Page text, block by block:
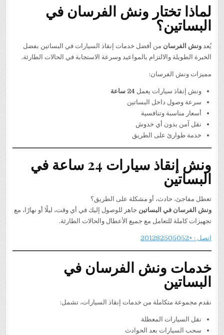
لماذا تختار ونش الفرسان في
البساتين؟
يُعدونش الفرسان من أفضل خدمات إنقاذ السيارات في البساتين بفضل
الخبرة الطويلة والالتزام بالمواعيد وسرعة الاستجابة في الحالات الطارئة.
مميزات ونش الفرسان:
ونش إنقاذ سيارات يعمل 24 ساعة
سرعة وصول داخل البساتين
أسعار مناسبة وتنافسية
نقل آمن بدون أي خدوش
خدمة طوارئ على الطريق
ونش إنقاذ سيارات 24 ساعة في
البساتين
تعطل مفاجئ، حادث، أو مشكلة على الطريق؟
ونش الفرسان في البساتين جاهز للوصول إليك في أي وقت، ليلًا أو نهارًا، مع
تجهيزات كاملة للتعامل مع جميع الأعطال والحالات الطارئة.
اتصل : +201282505052
خدمات ونش الفرسان في
البساتين
نقدم مجموعة متكاملة من خدمات إنقاذ السيارات، تشمل:
نقل السيارات المعطلة
سحب السيارات بعد الحوادث